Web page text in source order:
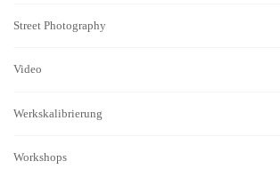
Street Photography
Video
Werkskalibrierung
Workshops